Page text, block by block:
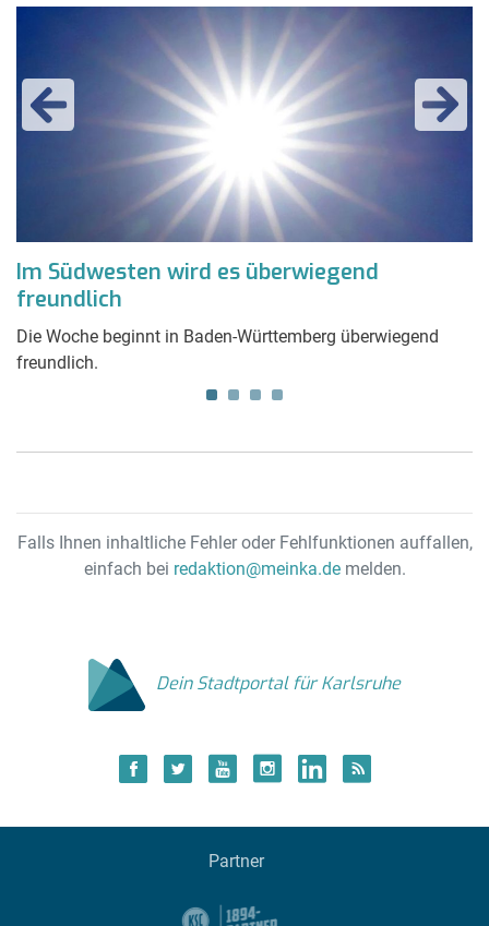
Im Südwesten wird es überwiegend
freundlich
Die Woche beginnt in Baden-Württemberg überwiegend
freundlich.
Falls Ihnen inhaltliche Fehler oder Fehlfunktionen auffallen,
einfach bei redaktion@meinka.demelden.
Dein Stadtportal für Karlsruhe
Partner